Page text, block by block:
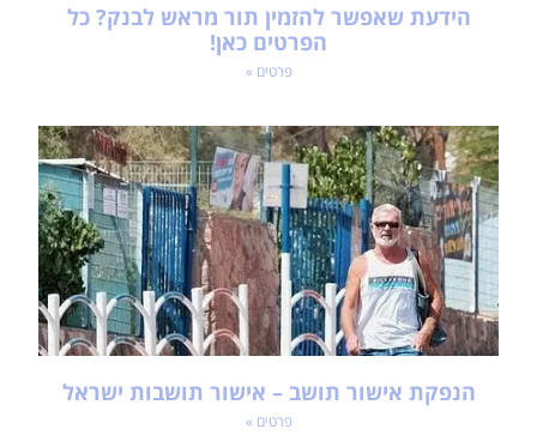
הידעת שאפשר להזמין תור מראש לבנק? כל
הפרטים כאן!
פרטים »
הנפקת אישור תושב – אישור תושבות ישראל
פרטים »